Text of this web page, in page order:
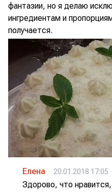
фантазии, но я делаю
ингредиентам и
получается.
Елена 20.01.2018 17:05
Здорово, что